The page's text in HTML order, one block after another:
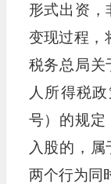
形式出资，
变现过程，
税务总局关
人所得税
号）的规定
入股的，
两个行为同